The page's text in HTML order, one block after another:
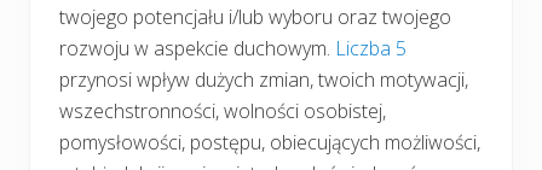
twojego potencjału i/lub wyboru oraz twojego
rozwoju w aspekcie duchowym. Liczba 5
przynosi wpływ dużych zmian, twoich motywacji,
wszechstronności, wolności osobistej,
pomysłowości, postępu, obiecujących możliwości,